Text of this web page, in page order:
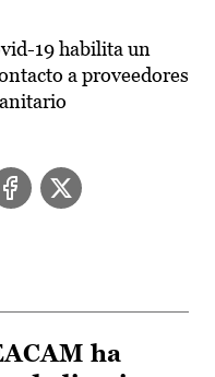
19 habilita un
a proveedores
ha